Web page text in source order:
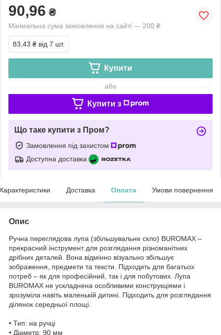
90,96 ₴
Мінімальна сума замовлення на сайті — 200 ₴
83,43 ₴ від 7 шт.
Купити
або
Купити з
Що таке купити з Пром?
Замовлення під захистом
Доступна доставка
Доставка Оплата Умови повернення
Опис
Ручна переглядова лупа (збільшувальне скло) BUROMAX –
прекрасний інструмент для розглядання різноманітних
дрібних деталей. Вона відмінно візуально збільшує
зображення, предмети та тексти. Підходить для багатьох
потреб – як для професійний, так і для побутових. Лупа
BUROMAX не ускладнена особливими конструкціями і
зрозуміла навіть маленькій дитині. Підходить для розглядання
ділянок середньої площі.
• Тип: на ручці
• Діаметр: 90 мм